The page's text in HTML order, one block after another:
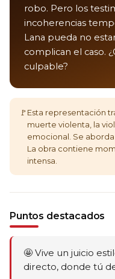
robo. Pero los
incoherencias
Lana pueda no
complican el caso.
culpable?
🚩Esta representación
muerte violenta, la
emocional. Se
La obra contiene
intensa.
Puntos destacados
🤩 Vive un juicio
directo, donde tú